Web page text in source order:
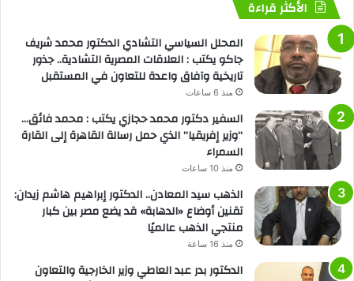
الأكثر قراءة
المحلل السياسي التشادي الدكتور محمد شريف
جاكو يكتب : العلاقات المصرية التشادية.. جذور
تاريخية وآفاق واعدة للتعاون في المستقبل
منذ 6 ساعات
السفير دكتور محمد حجازي يكتب : محمد فائق…
“وزير إفريقيا” الذي حمل رسالة القاهرة إلى القارة
السمراء
منذ 10 ساعات
الذهب سيد المعادن.. الدكتور إبراهيم هاشم زيدان:
تقنين أوضاع «الدهابة» قد يضع مصر بين كبار
منتجي الذهب عالميًا
منذ 16 ساعة
الدكتور بدر عبد العاطي وزير الخارجية والتعاون